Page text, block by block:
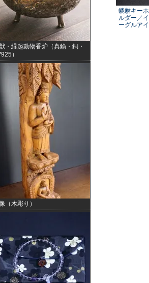
・縁起動物香炉（真鍮・銅・
）
（木彫り）
貔貅キーホ
ルダー／イ
ーグルアイ